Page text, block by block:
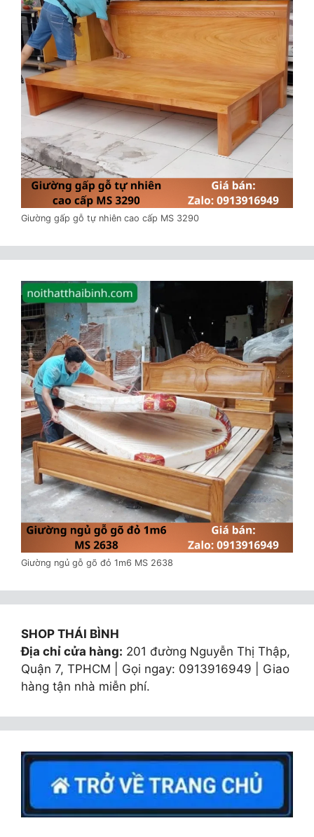
Giường gấp gỗ tự nhiên cao cấp MS 3290
Giường ngủ gỗ gõ đỏ 1m6 MS 2638
SHOP THÁI BÌNH
Địa chỉ cửa hàng: 201 đường Nguyễn Thị Thập,
Quận 7, TPHCM | Gọi ngay: 0913916949 | Giao
hàng tận nhà miễn phí.